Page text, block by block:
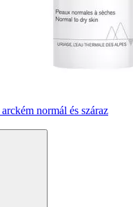
normál és száraz